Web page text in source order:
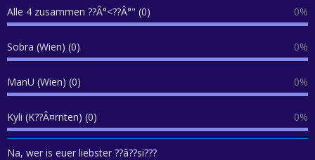
Alle 4 zusammen ??Â°<??Â°" (0) 0%
Sobra (Wien) (0) 0%
ManU (Wien) (0) 0%
Kyli (K??Â¤rnten) (0) 0%
Na, wer is euer liebster ??â??si???